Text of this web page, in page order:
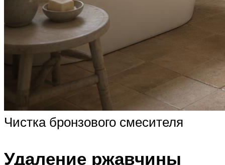
Чистка бронзового смесителя
Удаление ржавчины